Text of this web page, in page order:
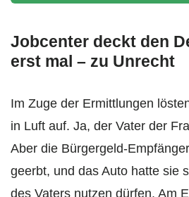
Jobcenter deckt den
erst mal – zu Unrecht
Im Zuge der Ermittlungen
in Luft auf. Ja, der Vater der
Aber die Bürgergeld-
geerbt, und das Auto hatte sie
des Vaters nutzen dürfen. Am